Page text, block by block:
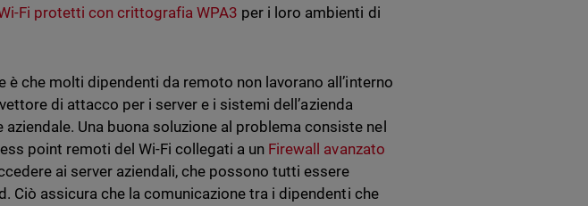
Fi protetti con crittografia WPA3 per i loro ambienti di
è che molti dipendenti da remoto non lavorano all’interno
di attacco per i server e i sistemi dell’azienda
Una buona soluzione al problema consiste nel
point remoti del Wi-Fi collegati a un Firewall avanzato
ai server aziendali, che possono tutti essere
Ciò assicura che la comunicazione tra i dipendenti che